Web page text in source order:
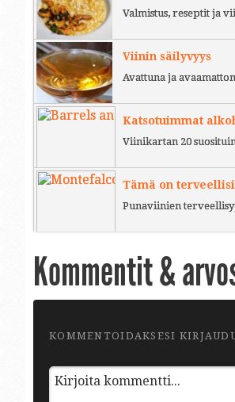
Valmistus, reseptit ja
Viinin säilyvyys
Avattuna ja
Katsotuimmat
Viinikartan 20
Tämä on
Punaviinien
Kommentit &
KOMMENTOIDAKSESI